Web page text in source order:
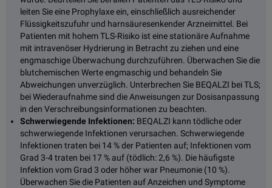
leiten Sie eine Prophylaxe ein, einschließlich ausreichender
Flüssigkeitszufuhr und harnsäuresenkender Arzneimittel. Bei
Patienten mit hohem TLS-Risiko ist eine stationäre Aufnahme
mit intravenöser Hydrierung in Betracht zu ziehen und eine
engmaschige Überwachung durchzuführen. Überwachen Sie die
blutchemischen Werte engmaschig und behandeln Sie
Abweichungen unverzüglich. Unterbrechen Sie BEQALZI bei TLS;
bei Wiederaufnahme sind die Anweisungen zur Dosisanpassung
in den Verschreibungsinformationen zu beachten.
Schwerwiegende Infektionen: BEQALZI kann tödliche oder
schwerwiegende Infektionen verursachen. Schwerwiegende
Infektionen traten bei 14 % der Patienten auf; Infektionen vom
Grad 3-4 traten bei 17 % auf (tödlich: 2,6 %). Die häufigste
Infektion vom Grad 3 oder höher war Pneumonie (10 %).
Überwachen Sie die Patienten auf Anzeichen und Symptome